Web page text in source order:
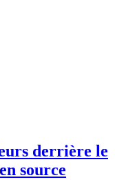
derrière le
source